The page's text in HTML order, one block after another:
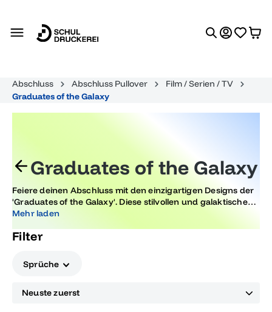
Abschluss Abschluss Pullover
Film / Serien / TV
Graduates of the Galaxy
Graduates of the Galaxy
Feiere deinen Abschluss mit den einzigartigen Designs der
'Graduates of the Galaxy'. Diese stilvollen und galaktischen
Motive machen deine Abschlussfeier zu einem
Feierlichkeiten besonders macht.
Mehr laden
Filter
Sprüche